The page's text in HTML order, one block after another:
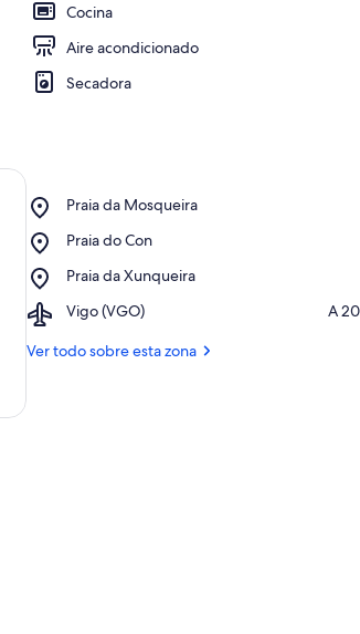
Cocina
Aire acondicionado
Secadora
Praia da Mosqueira
Place,
da
Praia do Con
Place,
do
Praia da Xunqueira
Place,
da
Vigo (VGO)
Airport,
(VGO)
‪A
Ver todo sobre esta zona